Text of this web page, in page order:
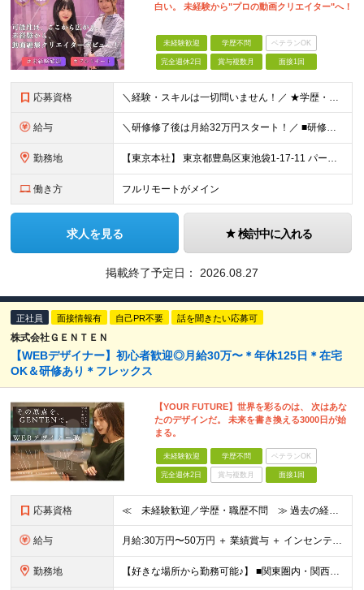
白い。 未経験から"プロの動画クリエイター"へ！
未経験歓迎 学歴不問 ベテランOK
完全週休2日 賞与複数月 面接1回
応募資格 ＼経験・スキルは一切問いません！／ ★学歴・職歴不問 ★未経験・第二新卒歓迎！ ★正社員デビューも応援します！
給与 ＼研修修了後は月給32万円スタート！／ ■研修修了後 月給32万円＋賞与＋インセンティブ賞与 ※残業代は別途支給 ▽研修期間（6カ月）▽ 【経験者】 （営業・接客・マーケティングなどの経験をお持
勤務地 【東京本社】 東京都豊島区東池袋1-17-11 パークハイツ池袋
働き方 フルリモートがメイン
求人を見る 検討中に入れる
掲載終了予定日： 2026.08.27
正社員 面接情報有 自己PR不要 話を聞きたい応募可
株式会社ＧＥＮＴＥＮ
【WEBデザイナー】初⼼者歓迎◎⽉給30万〜＊年休125⽇＊在宅
OK＆研修あり＊フレックス
【YOUR FUTURE】世界を彩るのは、 次はあな
たのデザインだ。 未来を書き換える3000⽇が始
まる。
未経験歓迎 学歴不問 ベテランOK
完全週休2日 賞与複数月 面接1回
応募資格 ≪ 未経験歓迎／学歴・職歴不問 ≫ 過去の経歴は一切不問。 「いままで」よりも「これから」を 重視した採用を行っています！ ▼▼こんな想いがある方大歓迎▼▼ ・WEBデザインに興味がある ・自由な環
給与 ⽉給:30万円〜50万円 ＋ 業績賞与 ＋ インセンティブ賞与 経験者：35万円～ ※経験・スキルを考慮の上、決定します。 ※経験者は別途優遇！ ★試用期間6ヶ月（期間中は月給21万円～）
勤務地 【好きな場所から勤務可能♪】 ■関東圏内・関西圏内 または⾸都圏近郊のプロジェクト先 ★リモートワーク実施中（プロジェクトによりフルリモートもあり） ★転居を伴う転勤なし ★配属先は希望を最⼤限考慮